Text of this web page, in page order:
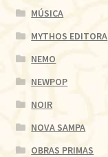
MÚSICA
MYTHOS EDITORA
NEMO
NEWPOP
NOIR
NOVA SAMPA
OBRAS PRIMAS